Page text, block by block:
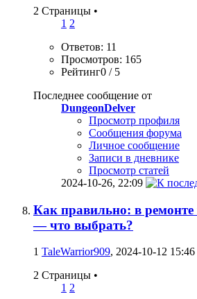
2 Страницы •
1 2
Ответов: 11
Просмотров: 165
Рейтинг0 / 5
Последнее сообщение от
DungeonDelver
Просмотр профиля
Сообщения форума
Личное сообщение
Записи в дневнике
Просмотр статей
2024-10-26, 22:09
Как правильно: в
— что выбрать?
1 TaleWarrior909, 2024-10-12 15:46
2 Страницы •
1 2